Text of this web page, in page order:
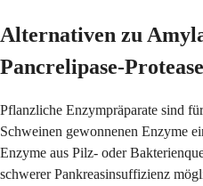
Alternativen zu
Pancrelipase-Protease
Pflanzliche Enzympräparate sind
Schweinen gewonnenen Enzyme
Enzyme aus Pilz- oder
schwerer Pankreasinsuffizienz